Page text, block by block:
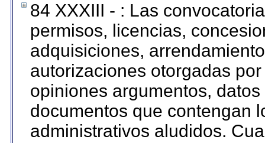
84 XXXIII - : Las
permisos, licencias,
adquisiciones,
autorizaciones otorgadas
opiniones argumentos,
documentos que contengan
administrativos aludidos.